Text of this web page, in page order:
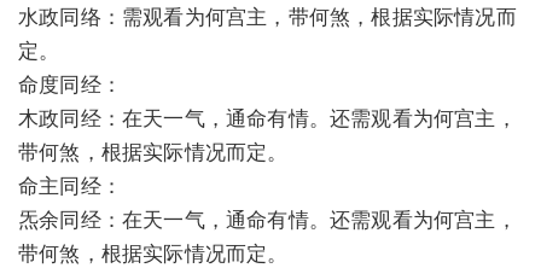
水政同络：需观看为何宫主，带何煞，根据实际情况而
定。
命度同经：
木政同经：在天一气，通命有情。还需观看为何宫主，
带何煞，根据实际情况而定。
命主同经：
炁余同经：在天一气，通命有情。还需观看为何宫主，
带何煞，根据实际情况而定。